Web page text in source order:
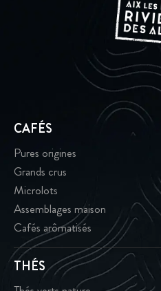
CAFÉS
Pures origines
Grands crus
Microlots
Assemblages maison
Cafés arômatisés
THÉS